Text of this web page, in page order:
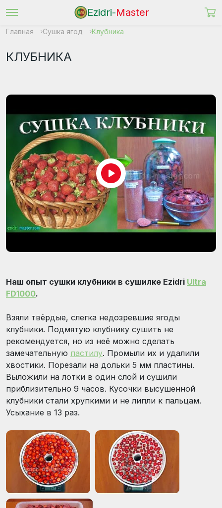
Ezidri-Master
Главная Сушка ягод Клубника
КЛУБНИКА
Наш опыт сушки клубники в сушилке Ezidri Ultra
FD1000.
Взяли твёрдые, слегка недозревшие ягоды
клубники. Подмятую клубнику сушить не
рекомендуется, но из неё можно сделать
замечательную пастилу. Промыли их и удалили
хвостики. Порезали на дольки 5 мм пластины.
Выложили на лотки в один слой и сушили
приблизительно 9 часов. Кусочки высушенной
клубники стали хрупкими и не липли к пальцам.
Усыхание в 13 раз.